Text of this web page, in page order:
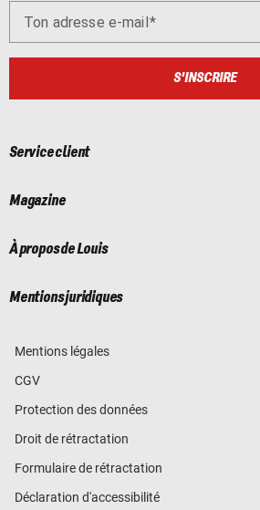
Ton adresse e-mail
S'INSCRIRE
Service client
Magazine
À propos de Louis
Mentions juridiques
Mentions légales
CGV
Protection des données
Droit de rétractation
Formulaire de rétractation
Déclaration d'accessibilité